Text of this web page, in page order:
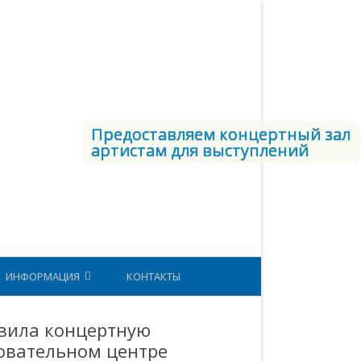
Предоставляем концертный зал
артистам для выступлений
МЕТОДИЧЕСКИЙ КАБИНЕТ
ИНФОРМАЦИЯ КОНТАКТЫ
концертную
центре